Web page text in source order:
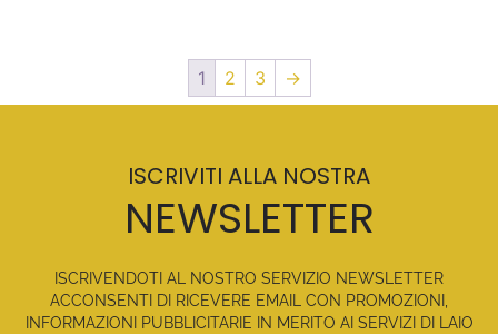
1 2 3 →
ISCRIVITI ALLA NOSTRA
NEWSLETTER
ISCRIVENDOTI AL NOSTRO SERVIZIO NEWSLETTER
ACCONSENTI DI RICEVERE EMAIL CON PROMOZIONI,
INFORMAZIONI PUBBLICITARIE IN MERITO AI SERVIZI DI LAIO